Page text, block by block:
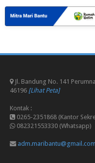
Jl. Bandung No. 141
46196 [Lihat Peta]
Kontak :
0265-2351868 (Kantor
082321553330 (Whatsapp)
adm.maribantu@gmail.com